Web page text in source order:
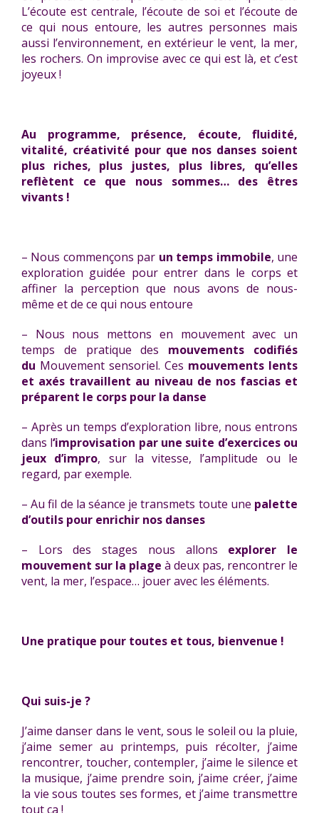
L’écoute est centrale, l’écoute de soi et l’écoute de
ce qui nous entoure, les autres personnes mais
aussi l’environnement, en extérieur le vent, la mer,
les rochers. On improvise avec ce qui est là, et c’est
joyeux !
Au programme, présence, écoute, fluidité,
vitalité, créativité pour que nos danses soient
plus riches, plus justes, plus libres, qu’elles
reflètent ce que nous sommes… des êtres
vivants !
– Nous commençons par un temps immobile, une
exploration guidée pour entrer dans le corps et
affiner la perception que nous avons de nous-
même et de ce qui nous entoure
– Nous nous mettons en mouvement avec un
temps de pratique des mouvements codifiés
du Mouvement sensoriel. Ces mouvements lents
et axés travaillent au niveau de nos fascias et
préparent le corps pour la danse
– Après un temps d’exploration libre, nous entrons
dans l‘improvisation par une suite d’exercices ou
jeux d’impro, sur la vitesse, l’amplitude ou le
regard, par exemple.
– Au fil de la séance je transmets toute une palette
d’outils pour enrichir nos danses
– Lors des stages nous allons explorer le
mouvement sur la plage à deux pas, rencontrer le
vent, la mer, l’espace… jouer avec les éléments.
Une pratique pour toutes et tous, bienvenue !
Qui suis-je ?
J’aime danser dans le vent, sous le soleil ou la pluie,
j’aime semer au printemps, puis récolter, j’aime
rencontrer, toucher, contempler, j’aime le silence et
la musique, j’aime prendre soin, j’aime créer, j’aime
la vie sous toutes ses formes, et j’aime transmettre
tout ça !